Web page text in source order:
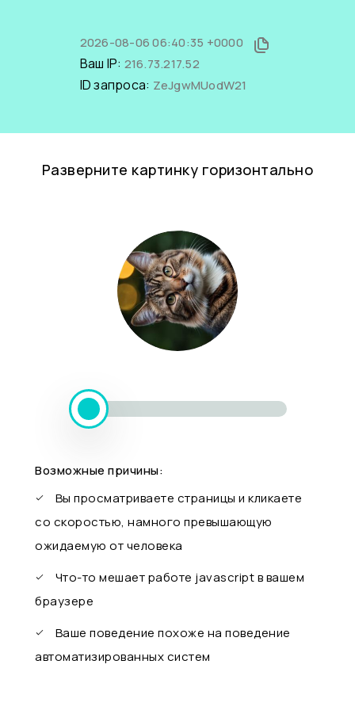
2026-08-06 06:40:35 +0000
Ваш IP: 216.73.217.52
ID запроса: ZeJgwMUodW21
Разверните картинку горизонтально
Возможные причины:
Вы просматриваете страницы и кликаете
со скоростью, намного превышающую
ожидаемую от человека
Что-то мешает работе javascript в вашем
браузере
Ваше поведение похоже на поведение
автоматизированных систем